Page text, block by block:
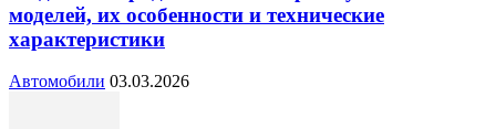
моделей, их особенности и технические
характеристики
Автомобили 03.03.2026